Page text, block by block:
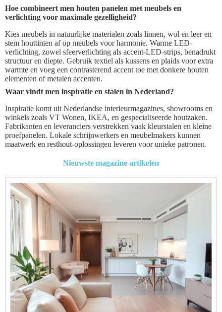
Hoe combineert men houten panelen met meubels en
verlichting voor maximale gezelligheid?
Kies meubels in natuurlijke materialen zoals linnen, wol en leer en
stem houttinten af op meubels voor harmonie. Warme LED-
verlichting, zowel sfeerverlichting als accent-LED-strips, benadrukt
structuur en diepte. Gebruik textiel als kussens en plaids voor extra
warmte en voeg een contrasterend accent toe met donkere houten
elementen of metalen accenten.
Waar vindt men inspiratie en stalen in Nederland?
Inspiratie komt uit Nederlandse interieurmagazines, showrooms en
winkels zoals VT Wonen, IKEA, en gespecialiseerde houtzaken.
Fabrikanten en leveranciers verstrekken vaak kleurstalen en kleine
proefpanelen. Lokale schrijnwerkers en meubelmakers kunnen
maatwerk en resthout-oplossingen leveren voor unieke patronen.
Nieuwste magazine artikelen